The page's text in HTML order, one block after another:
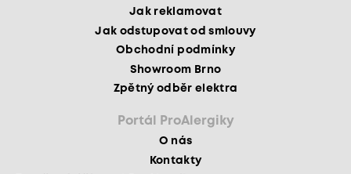
Jak reklamovat
Jak odstupovat od smlouvy
Obchodní podmínky
Showroom Brno
Zpětný odběr elektra
Portál ProAlergiky
O nás
Kontakty